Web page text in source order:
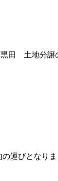
土地分譲
びとなり